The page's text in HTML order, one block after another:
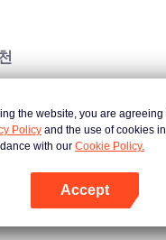
협객행불통
Mysterious Tales of
the website, you are agreeing
Policy and the use of cookies in
with our Cookie Policy.
Accept